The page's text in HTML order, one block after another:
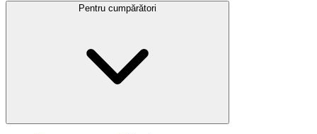
Pentru cumpărători